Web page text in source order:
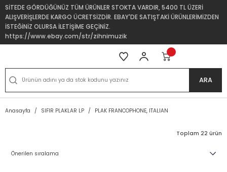
SİTEDE GÖRDÜĞÜNÜZ TÜM ÜRÜNLER STOKTA VARDIR, 5400 TL ÜZERİ
ALIŞVERİŞLERDE KARGO ÜCRETSİZDİR. EBAY'DE SATIŞTAKİ ÜRÜNLERİMİZDEN
İSTEĞİNİZ OLURSA İLETİŞİME GEÇİNİZ.
https://www.ebay.com/str/zihnimuzik
ARA
Anasayfa SIFIR PLAKLAR LP PLAK FRANCOPHONE, ITALIAN
Toplam 22 ürün